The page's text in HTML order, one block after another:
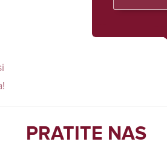
PRATITE NAS